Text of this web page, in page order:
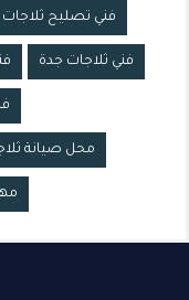
فني تصليح ثلاجات
فني ثلاجات جدة
محل صيانة